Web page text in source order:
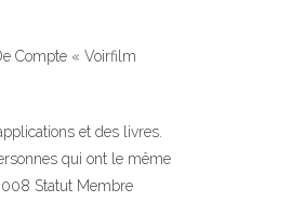
Compte « Voirfilm
et des livres.
qui ont le même
Statut Membre